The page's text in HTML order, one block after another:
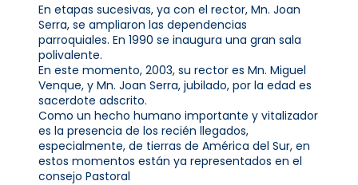
En etapas sucesivas, ya con el rector, Mn. Joan
Serra, se ampliaron las dependencias
parroquiales. En 1990 se inaugura una gran sala
polivalente.
En este momento, 2003, su rector es Mn. Miguel
Venque, y Mn. Joan Serra, jubilado, por la edad es
sacerdote adscrito.
Como un hecho humano importante y vitalizador
es la presencia de los recién llegados,
especialmente, de tierras de América del Sur, en
estos momentos están ya representados en el
consejo Pastoral